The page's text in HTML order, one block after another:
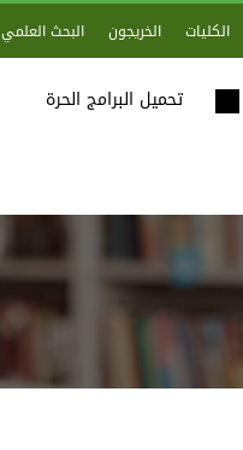
الكليات الخريجون البحث العلمي
تحميل البرامج الحرة